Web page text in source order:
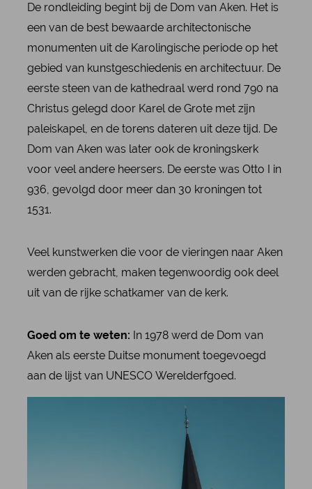
De rondleiding begint bij de Dom van Aken. Het is
een van de best bewaarde architectonische
monumenten uit de Karolingische periode op het
gebied van kunstgeschiedenis en architectuur. De
eerste steen van de kathedraal werd rond 790 na
Christus gelegd door Karel de Grote met zijn
paleiskapel, en de torens dateren uit deze tijd. De
Dom van Aken was later ook de kroningskerk
voor veel andere heersers. De eerste was Otto I in
936, gevolgd door meer dan 30 kroningen tot
1531.
Veel kunstwerken die voor de vieringen naar Aken
werden gebracht, maken tegenwoordig ook deel
uit van de rijke schatkamer van de kerk.
Goed om te weten: In 1978 werd de Dom van
Aken als eerste Duitse monument toegevoegd
aan de lijst van UNESCO Werelderfgoed.